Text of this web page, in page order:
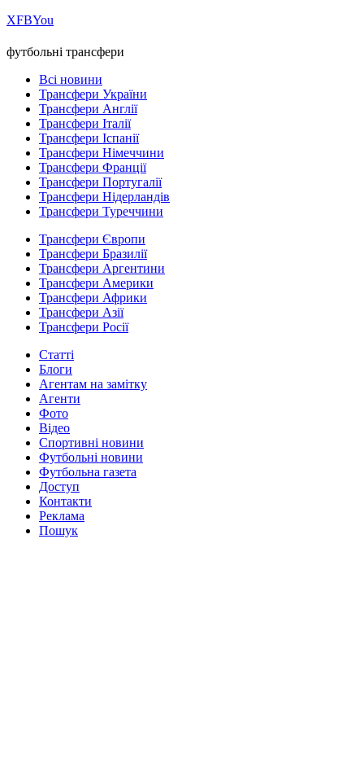
ХFBYou
футбольні трансфери
Всі новини
Трансфери України
Трансфери Англії
Трансфери Італії
Трансфери Іспанії
Трансфери Німеччини
Трансфери Франції
Трансфери Португалії
Трансфери Нідерландів
Трансфери Туреччини
Трансфери Європи
Трансфери Бразилії
Трансфери Аргентини
Трансфери Америки
Трансфери Африки
Трансфери Азії
Трансфери Росії
Статті
Блоги
Агентам на замітку
Агенти
Фото
Відео
Спортивні новини
Футбольні новини
Футбольна газета
Доступ
Контакти
Реклама
Пошук